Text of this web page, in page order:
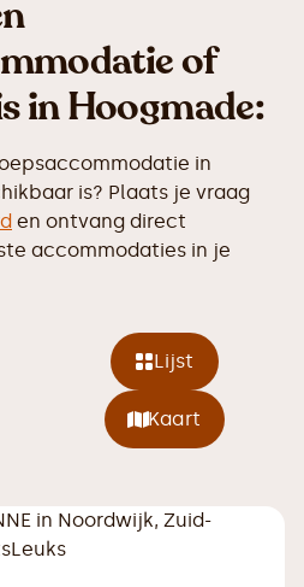
of
in Hoogmade:
in
is? Plaats je vraag
en ontvang direct
accommodaties in je
Lijst
Kaart